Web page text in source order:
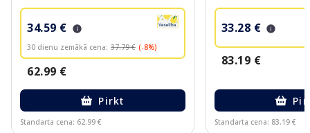
34.59 €
30 dienu zemākā cena: 37.79 € (-8%)
62.99 €
Pirkt
Standarta cena: 62.99 €
33.28 €
83.19 €
Standarta cena: 83.19 €